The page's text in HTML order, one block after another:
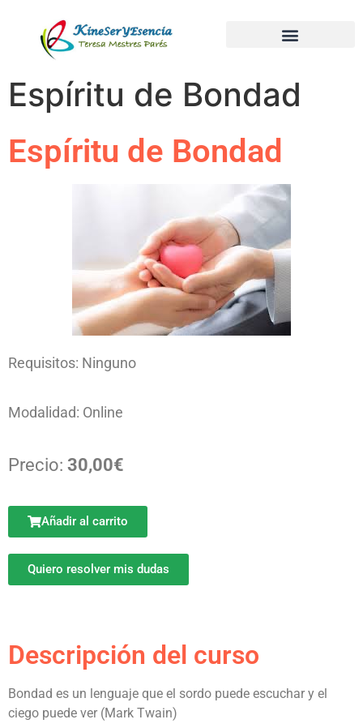
Espíritu de Bondad
Espíritu de Bondad
Requisitos: Ninguno
Modalidad: Online
Precio: 30,00€
Añadir al carrito
Quiero resolver mis dudas
Descripción del curso
Bondad es un lenguaje que el sordo puede escuchar y el
ciego puede ver (Mark Twain)